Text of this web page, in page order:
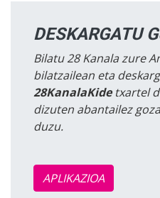
DESKARGATU
Bilatu 28 Kanala zure
bilatzailean eta
28KanalaKidetxartel
dizuten abantailez
duzu.
APLIKAZIOA